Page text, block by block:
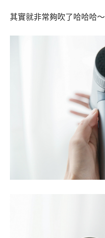
其實就非常夠吹了哈哈哈～